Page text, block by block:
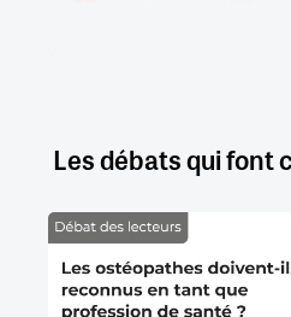
Les débats qui font